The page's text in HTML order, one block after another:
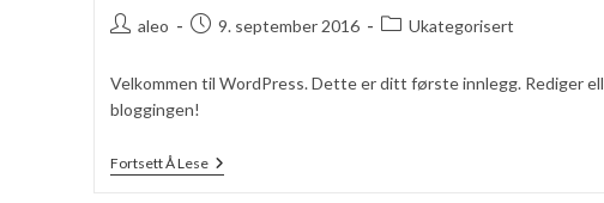
Postaleo
Post9. september 2016
PostUkategorisert
Velkommen til WordPress. Dette er ditt første innlegg. Rediger
bloggingen!
Fortsett Å LeseHei,
Verden!